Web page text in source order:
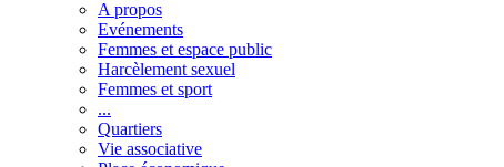
A propos
Evénements
Femmes et espace public
Harcèlement sexuel
Femmes et sport
...
Quartiers
Vie associative